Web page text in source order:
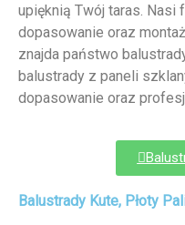
upięknią Twój taras. Nasi
dopasowanie oraz
znajda państwo
balustrady z paneli
dopasowanie oraz
Balustrady Kute, Płoty